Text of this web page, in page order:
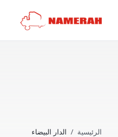
الرئيسية / الدار البيضاء